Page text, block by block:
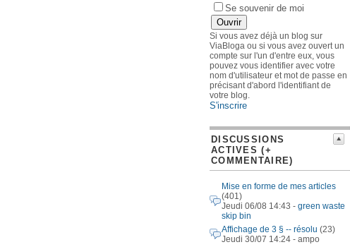
Se souvenir de moi
Si vous avez déjà un blog sur
ViaBloga ou si vous avez ouvert un
compte sur l'un d'entre eux, vous
pouvez vous identifier avec votre
nom d'utilisateur et mot de passe en
précisant d'abord l'identifiant de
votre blog.
S'inscrire
DISCUSSIONS
ACTIVES (+
COMMENTAIRE)
Mise en forme de mes articles
(401)
Jeudi 06/08 14:43 - green waste
skip bin
Affichage de 3 § -- résolu (23)
Jeudi 30/07 14:24 - ampo